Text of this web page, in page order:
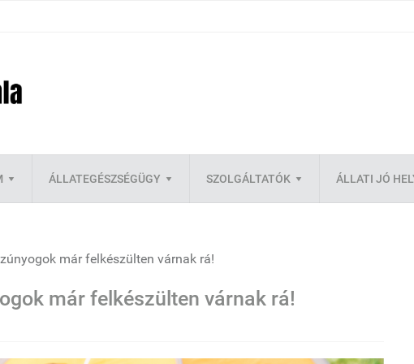
ÁLLATEGÉSZSÉGÜGY SZOLGÁLTATÓK ÁLLATI JÓ
már felkészülten várnak rá!
már felkészülten várnak rá!